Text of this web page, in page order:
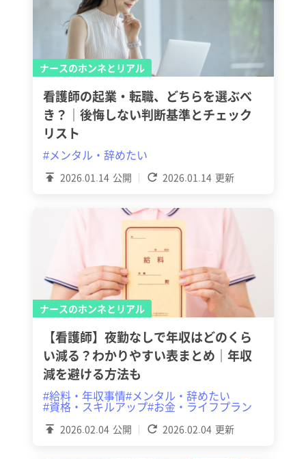
ナースのホンネとリアル
2026.01.14 公開 2026.01.14 更新
看護師の起業・転職、どちらを選ぶべ
き？｜後悔しない判断基準とチェック
リスト
#メンタル・辞めたい
ナースのホンネとリアル
2026.02.04 公開 2026.02.04 更新
【看護師】夜勤なしで年収はどのくら
い減る？わかりやすい表まとめ｜年収
減を避ける方法も
#給料・年収事情#メンタル・辞めたい
#資格・スキルアップ#お金・ライフプラン